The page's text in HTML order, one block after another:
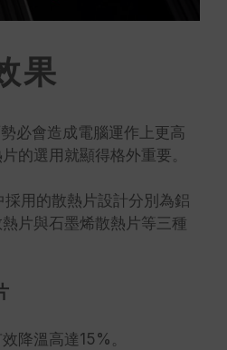
果
必會造成電腦運作上更高
的選用就顯得格外重要。
用的散熱片設計分別為鋁
片與石墨烯散熱片等三種
降溫高達15%。